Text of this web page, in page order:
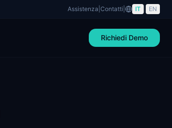
Assistenza Contatti IT EN
Richiedi Demo